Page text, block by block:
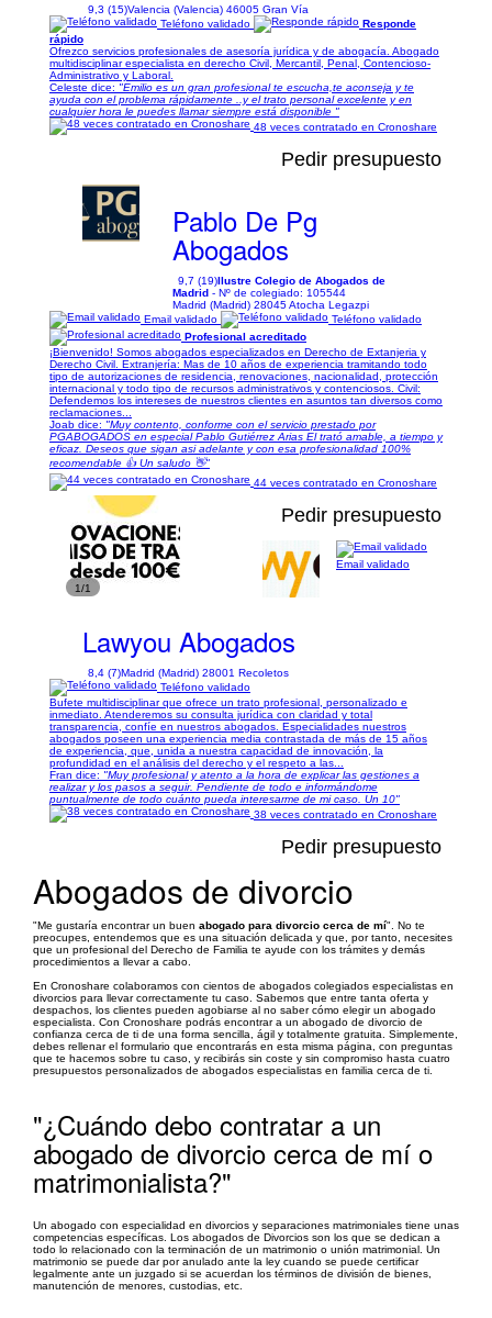
9,3 (15)Valencia (Valencia) 46005 Gran Vía
Teléfono validado
Responde
rápido
Ofrezco servicios profesionales de asesoría jurídica y de abogacía. Abogado
multidisciplinar especialista en derecho Civil, Mercantil, Penal, Contencioso-
Administrativo y Laboral.
Celeste dice: "Emilio es un gran profesional te escucha,te aconseja y te
ayuda con el problema rápidamente ..y el trato personal excelente y en
cualquier hora le puedes llamar siempre está disponible "
48 veces contratado en Cronoshare
Pedir presupuesto
Pablo De Pg
Abogados
9,7 (19)Ilustre Colegio de Abogados de
Madrid - Nº de colegiado: 105544
Madrid (Madrid) 28045 Atocha Legazpi
Email validado
Teléfono validado
Profesional acreditado
¡Bienvenido! Somos abogados especializados en Derecho de Extanjeria y
Derecho Civil. Extranjería: Mas de 10 años de experiencia tramitando todo
tipo de autorizaciones de residencia, renovaciones, nacionalidad, protección
internacional y todo tipo de recursos administrativos y contenciosos. Civil:
Defendemos los intereses de nuestros clientes en asuntos tan diversos como
reclamaciones...
Joab dice: "Muy contento, conforme con el servicio prestado por
PGABOGADOS en especial Pablo Gutiérrez Arias El trató amable, a tiempo y
eficaz. Deseos que sigan asi adelante y con esa profesionalidad 100%
recomendable 👍 Un saludo 👋"
44 veces contratado en Cronoshare
1/1
Pedir presupuesto
Lawyou Abogados
8,4 (7)Madrid (Madrid) 28001 Recoletos
Email validado
Teléfono validado
Bufete multidisciplinar que ofrece un trato profesional, personalizado e
inmediato. Atenderemos su consulta jurídica con claridad y total
transparencia, confíe en nuestros abogados. Especialidades nuestros
abogados poseen una experiencia media contrastada de más de 15 años
de experiencia, que, unida a nuestra capacidad de innovación, la
profundidad en el análisis del derecho y el respeto a las...
Fran dice: "Muy profesional y atento a la hora de explicar las gestiones a
realizar y los pasos a seguir. Pendiente de todo e informándome
puntualmente de todo cuánto pueda interesarme de mi caso. Un 10"
38 veces contratado en Cronoshare
Pedir presupuesto
Abogados de divorcio
"Me gustaría encontrar un buen abogado para divorcio cerca de mí". No te
preocupes, entendemos que es una situación delicada y que, por tanto, necesites
que un profesional del Derecho de Familia te ayude con los trámites y demás
procedimientos a llevar a cabo.
En Cronoshare colaboramos con cientos de abogados colegiados especialistas en
divorcios para llevar correctamente tu caso. Sabemos que entre tanta oferta y
despachos, los clientes pueden agobiarse al no saber cómo elegir un abogado
especialista. Con Cronoshare podrás encontrar a un abogado de divorcio de
confianza cerca de ti de una forma sencilla, ágil y totalmente gratuita. Simplemente,
debes rellenar el formulario que encontrarás en esta misma página, con preguntas
que te hacemos sobre tu caso, y recibirás sin coste y sin compromiso hasta cuatro
presupuestos personalizados de abogados especialistas en familia cerca de ti.
"¿Cuándo debo contratar a un
abogado de divorcio cerca de mí o
matrimonialista?"
Un abogado con especialidad en divorcios y separaciones matrimoniales tiene unas
competencias específicas. Los abogados de Divorcios son los que se dedican a
todo lo relacionado con la terminación de un matrimonio o unión matrimonial. Un
matrimonio se puede dar por anulado ante la ley cuando se puede certificar
legalmente ante un juzgado si se acuerdan los términos de división de bienes,
manutención de menores, custodias, etc.